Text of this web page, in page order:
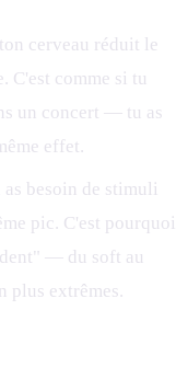
cerveau réduit le
C'est comme si tu
un concert — tu as
effet.
as besoin de stimuli
pic. C'est pourquoi
— du soft au
plus extrêmes.